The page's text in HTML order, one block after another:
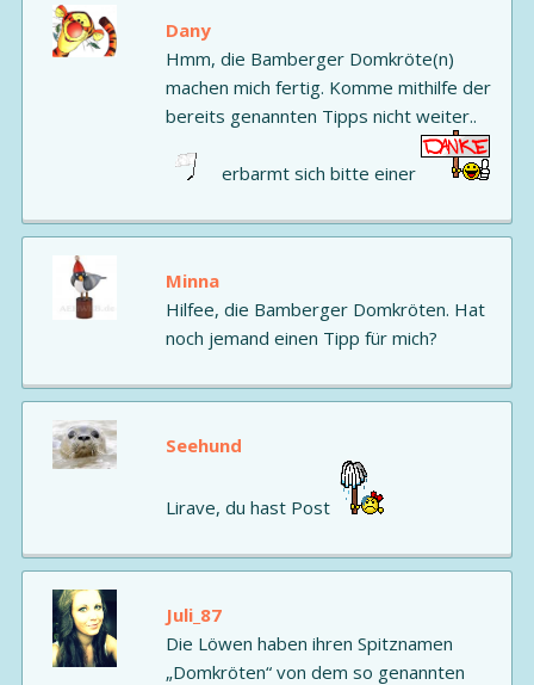
Dany
Hmm, die Bamberger Domkröte(n)
machen mich fertig. Komme mithilfe der
bereits genannten Tipps nicht weiter..
erbarmt sich bitte einer
Minna
Hilfee, die Bamberger Domkröten. Hat
noch jemand einen Tipp für mich?
Seehund
Lirave, du hast Post
Juli_87
Die Löwen haben ihren Spitznamen
„Domkröten“ von dem so genannten